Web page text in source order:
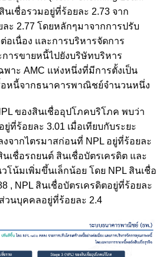
นเชื่อรวมอยู่ที่ร้อยละ 2.73 จาก
ะ 2.77 โดยหลักๆมาจากการปรับ
อเนื่อง และการบริหารจัดการ
ารขายหนี้ไปยังบริษัทบริหาร
พาะ AMC แห่งหนึ่งที่มีการตั้งเป็น
อหนี้จากธนาคารพาณิชย์จำนวนหนึ่ง
ของสินเชื่ออุปโภคบริโภค พบว่า
ที่ร้อยละ 3.01 เมื่อเทียบกับระยะ
จากไตรมาสก่อนที่ NPL อยู่ที่ร้อยละ
นเชื่อรถยนต์ สินเชื่อบัตรเครดิต และ
โน้มเพิ่มขึ้นเล็กน้อย โดย NPL สินเชื่อ
, NPL สินเชื่อบัตรเครดิตอยู่ที่ร้อยละ
วนบุคคลอยู่ที่ร้อยละ 2.4